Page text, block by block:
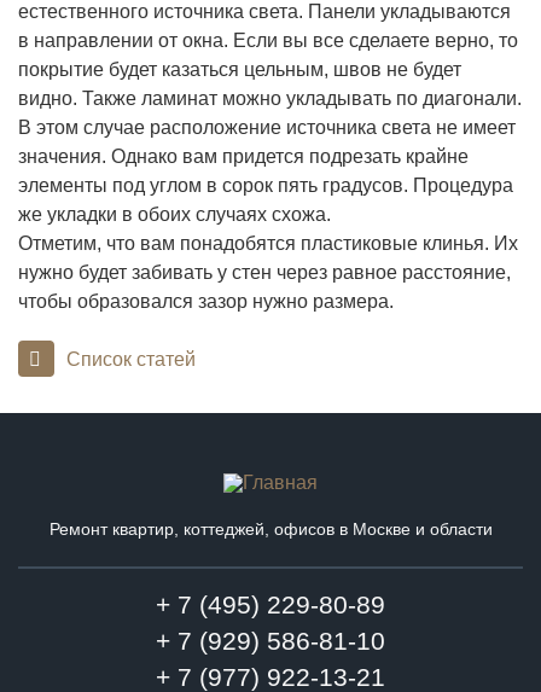
естественного источника света. Панели укладываются
в направлении от окна. Если вы все сделаете верно, то
покрытие будет казаться цельным, швов не будет
видно. Также ламинат можно укладывать по диагонали.
В этом случае расположение источника света не имеет
значения. Однако вам придется подрезать крайне
элементы под углом в сорок пять градусов. Процедура
же укладки в обоих случаях схожа.
Отметим, что вам понадобятся пластиковые клинья. Их
нужно будет забивать у стен через равное расстояние,
чтобы образовался зазор нужно размера.
Список статей
Ремонт квартир, коттеджей, офисов в Москве и области
+ 7 (495) 229-80-89
+ 7 (929) 586-81-10
+ 7 (977) 922-13-21